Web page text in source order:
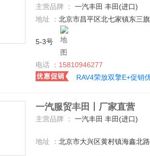
主营品牌 ：
一汽丰田 丰田(进口)
地址 ： 北京市昌平区北七家镇东三
5-3号
电话 ： 15810946277
RAV4荣放双擎E+促销
一汽服贸丰田丨厂家直营
主营品牌 ： 一汽丰田 丰田(进口)
地址 ： 北京市大兴区黄村镇海鑫北